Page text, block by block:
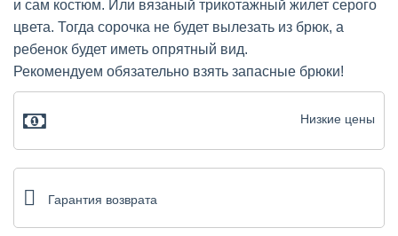
и сам костюм. Или вязаный трикотажный жилет серого
цвета. Тогда сорочка не будет вылезать из брюк, а
ребенок будет иметь опрятный вид.
Рекомендуем обязательно взять запасные брюки!
Низкие цены
Гарантия возврата